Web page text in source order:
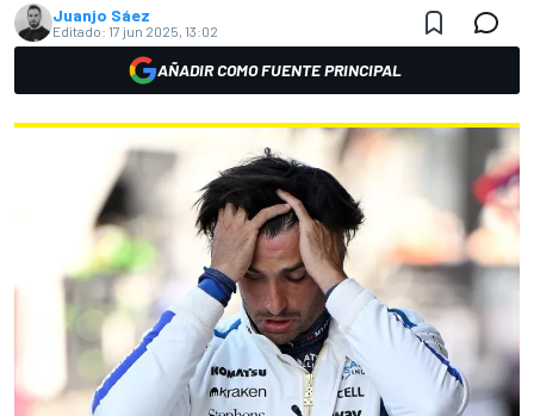
Juanjo Sáez
Editado: 17 jun 2025, 13:02
AÑADIR COMO FUENTE PRINCIPAL